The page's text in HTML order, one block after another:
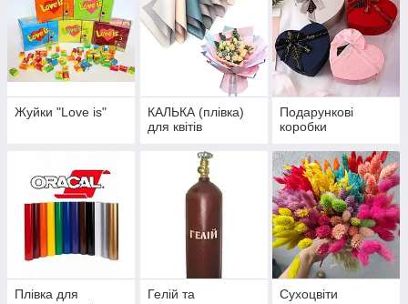
Жуйки "Love is"
КАЛЬКА (плівка)
для квітів
Подарункові
коробки
Плівка для
Гелій та
Сухоцвіти